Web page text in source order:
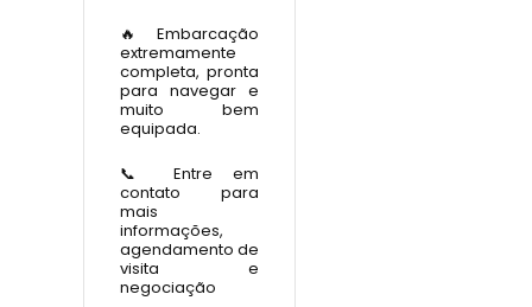
🔥 Embarcação
extremamente
completa, pronta
para navegar e
muito bem
equipada.
📞 Entre em
contato para
mais
informações,
agendamento de
visita e
negociação